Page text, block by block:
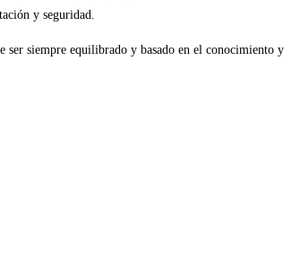
y seguridad.
ser siempre equilibrado y basado en el conocimiento y